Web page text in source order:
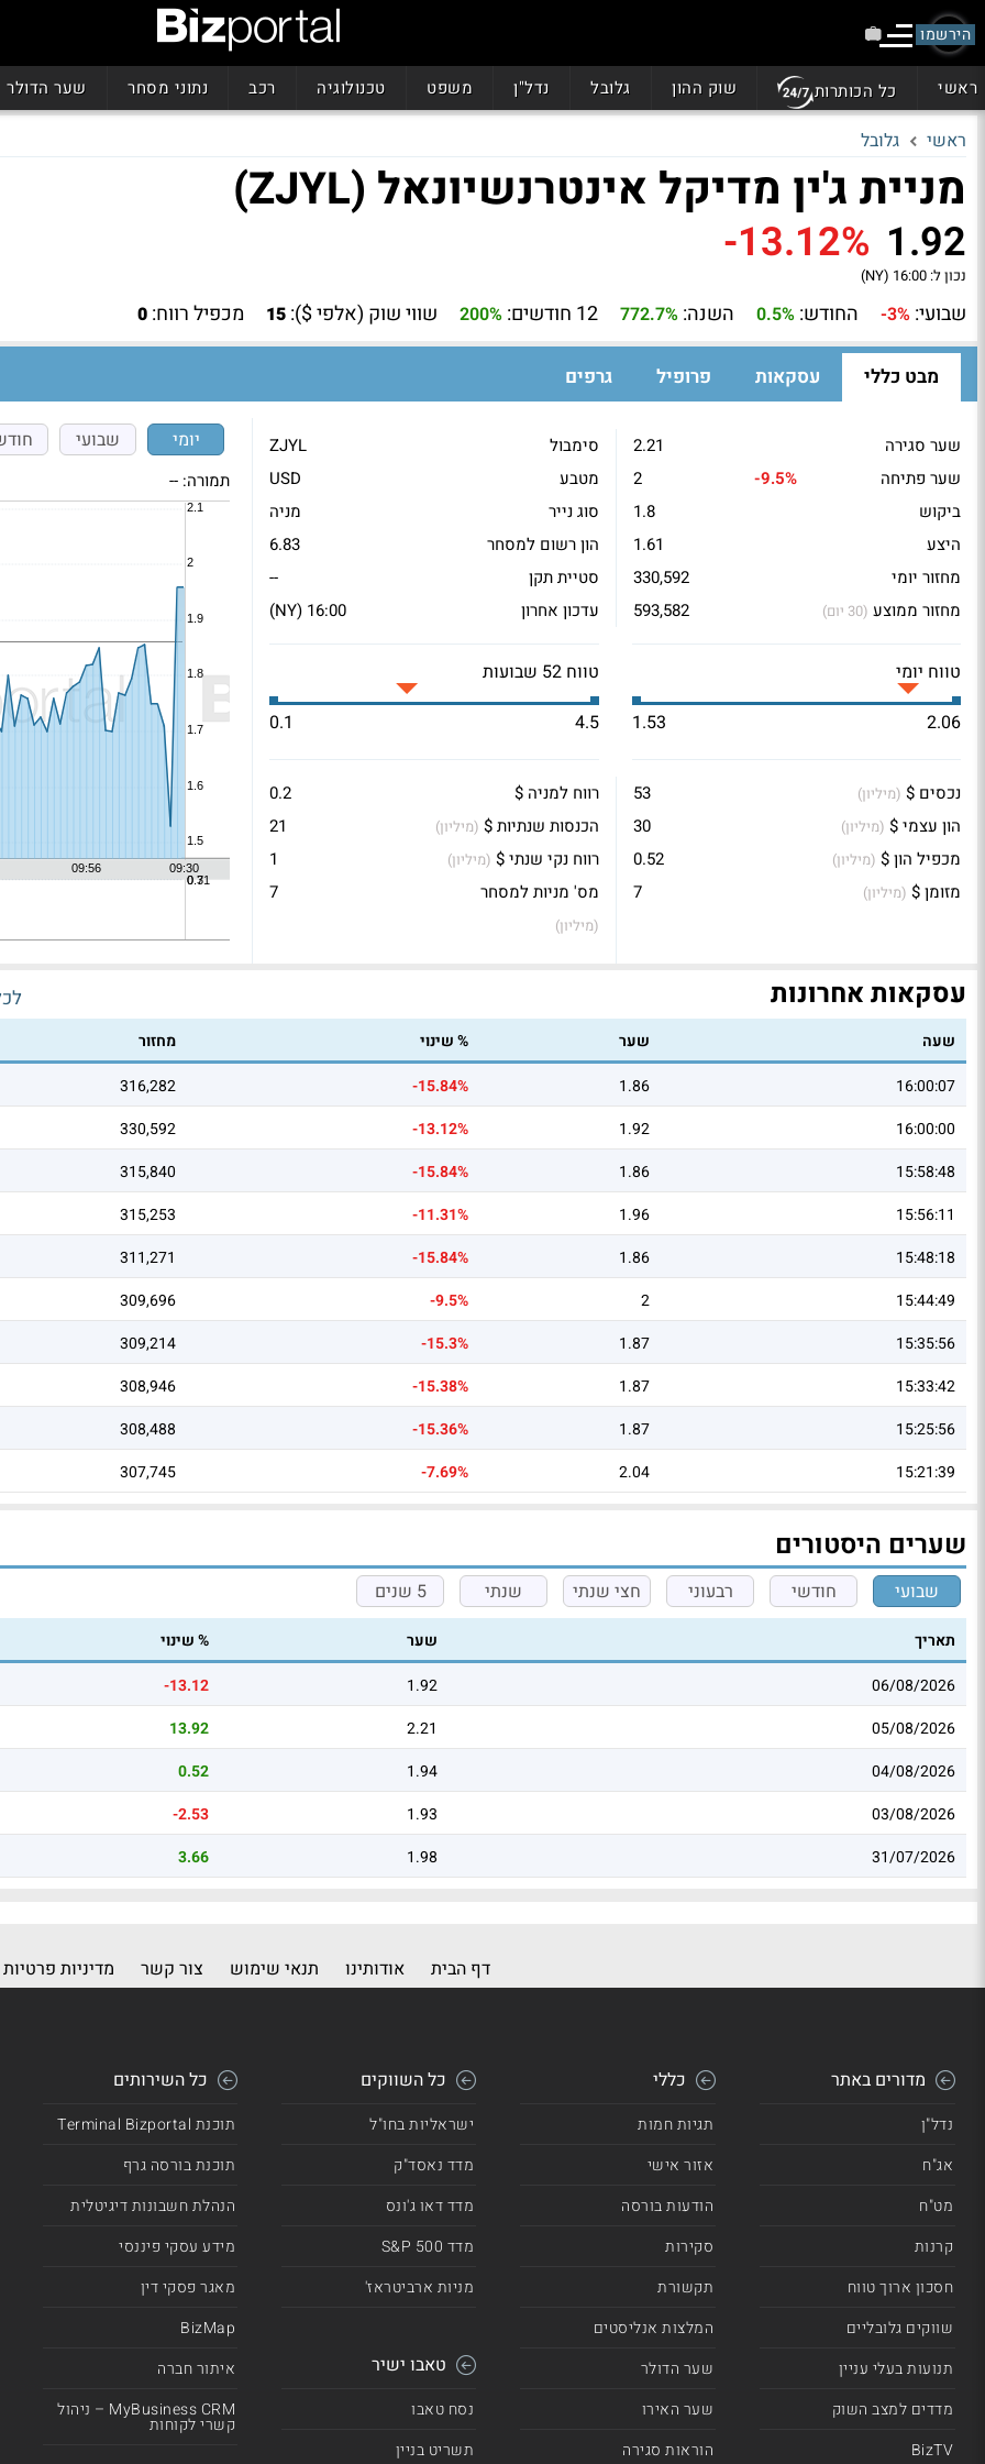
הירשמו
ראשי כל הכותרות שוק ההון גלובל נדל"ן משפט טכנולוגיה רכב נתוני מסחר שער הדולר
ראשי גלובל
מניית ג'ין מדיקל אינטרנשיונאל (ZJYL)
1.92
-13.12%
נכון ל: 16:00 (NY)
שבועי: -3% החודש: 0.5% השנה: 772.7% 12 חודשים: 200% שווי שוק (אלפי $): 15 מכפיל רווח: 0
מבט כללי עסקאות פרופיל גרפים
שער סגירה
2.21
שער פתיחה
-9.5%
2
ביקוש
1.8
היצע
1.61
מחזור יומי
330,592
מחזור ממוצע (30 יום) 593,582
סימבול
ZJYL
מטבע
USD
סוג נייר
מניה
הון רשום למסחר
6.83
סטיית תקן
--
עדכון אחרון
16:00 (NY)
טווח יומי
2.06
1.53
טווח 52 שבועות
4.5
0.1
נכסים $ (מיליון)
53
הון עצמי $ (מיליון)
30
מכפיל הון $ (מיליון)
0.52
מזומן $ (מיליון) 7
רווח למניה $
0.2
הכנסות שנתיות $ (מיליון)
21
רווח נקי שנתי $ (מיליון)
1
מס' מניות למסחר
(מיליון)
7
יומי שבועי
תמורה: --
עסקאות אחרונות
שעה שער % שינוי
מחזור
16:00:07
1.86
-15.84%
316,282
16:00:00
1.92
-13.12%
330,592
15:58:48
1.86
-15.84%
315,840
15:56:11
1.96
-11.31%
315,253
15:48:18
1.86
-15.84%
311,271
15:44:49
2
-9.5%
309,696
15:35:56
1.87
-15.3%
309,214
15:33:42
1.87
-15.38%
308,946
15:25:56
1.87
-15.36%
308,488
15:21:39
2.04
-7.69%
307,745
שערים היסטורים
שבועי חודשי רבעוני חצי שנתי שנתי 5 שנים
תאריך שער
% שינוי
06/08/2026
1.92
-13.12
05/08/2026
2.21
13.92
04/08/2026
1.94
0.52
03/08/2026
1.93
-2.53
31/07/2026
1.98
3.66
דף הבית אודותינו תנאי שימוש צור קשר מדיניות פרטיות
מדורים באתר
נדל"ן
אג"ח
מט"ח
קרנות
חסכון ארוך טווח
שווקים גלובליים
תנועות בעלי עניין
מדדים למצב השוק
BizTV
כללי
תגיות חמות
אזור אישי
הודעות בורסה
סקירות
תקשורת
המלצות אנליסטים
שער הדולר
שער האירו
הוראות סגירה
כל השווקים
ישראליות בחו"ל
מדד נאסד"ק
מדד דאו ג'ונס
מדד 500 S&P
מניות ארביטראז'
טאבו ישיר
נסח טאבו
תשריט בניין
כל השירותים
תוכנת Terminal Bizportal
תוכנת בורסה גרף
הנהלת חשבונות דיגיטלית
מידע עסקי פיננסי
מאגר פסקי דין
BizMap
איתור חברה
MyBusiness CRM – ניהול
קשרי לקוחות